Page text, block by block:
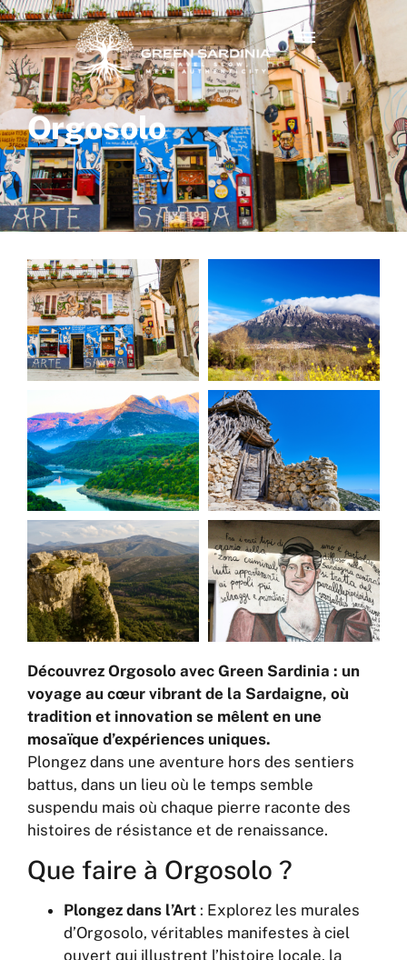
Orgosolo
Découvrez Orgosolo avec Green Sardinia : un
voyage au cœur vibrant de la Sardaigne, où
tradition et innovation se mêlent en une
mosaïque d’expériences uniques.
Plongez dans une aventure hors des sentiers
battus, dans un lieu où le temps semble
suspendu mais où chaque pierre raconte des
histoires de résistance et de renaissance.
Que faire à Orgosolo ?
Plongez dans l’Art : Explorez les murales
d’Orgosolo, véritables manifestes à ciel
ouvert qui illustrent l’histoire locale, la